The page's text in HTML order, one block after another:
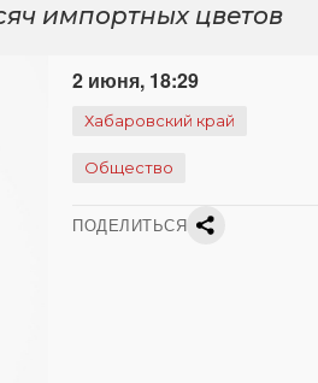
импортных цветов
2 июня, 18:29
Хабаровский край
Общество
ПОДЕЛИТЬСЯ